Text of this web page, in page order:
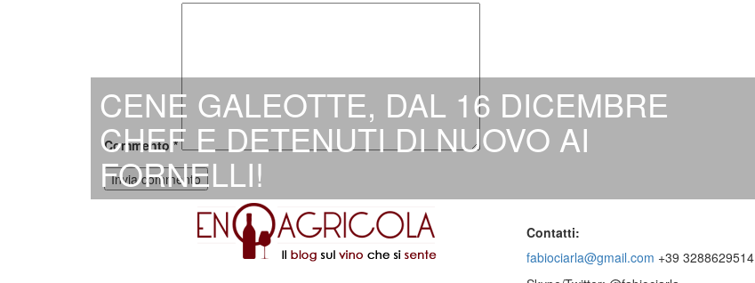
CENE GALEOTTE, DAL 16 DICEMBRE
CHEF E DETENUTI DI NUOVO AI
FORNELLI!
Commento*
Contatti:
fabiociarla@gmail.com +39 3288629514